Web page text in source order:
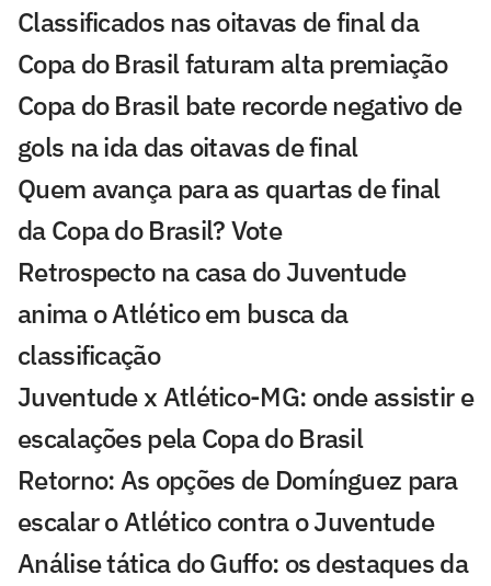
Classificados nas oitavas de final da
Copa do Brasil faturam alta premiação
Copa do Brasil bate recorde negativo de
gols na ida das oitavas de final
Quem avança para as quartas de final
da Copa do Brasil? Vote
Retrospecto na casa do Juventude
anima o Atlético em busca da
classificação
Juventude x Atlético-MG: onde assistir e
escalações pela Copa do Brasil
Retorno: As opções de Domínguez para
escalar o Atlético contra o Juventude
Análise tática do Guffo: os destaques da